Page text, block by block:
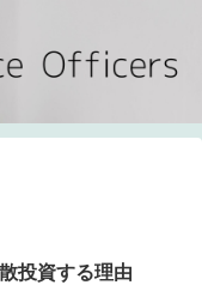
投資する理由